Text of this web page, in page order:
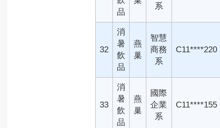
品
系
32
消
暑
飲
品
燕
巢
智慧
商務
系
C11****220
33
消
暑
飲
品
燕
巢
國際
企業
系
C11****155